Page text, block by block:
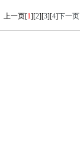
上一页[1][2][3][4]下一页